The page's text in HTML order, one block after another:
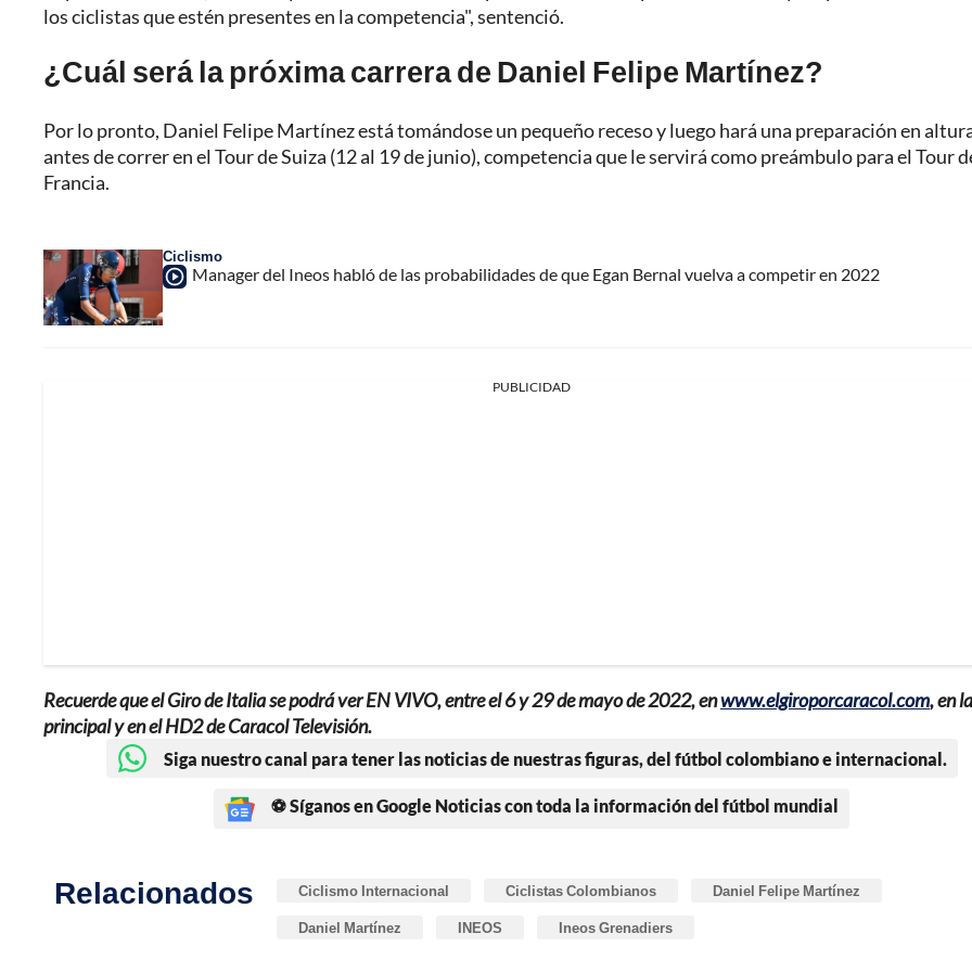
los ciclistas que estén presentes en la competencia", sentenció.
¿Cuál será la próxima carrera de Daniel Felipe Martínez?
Por lo pronto, Daniel Felipe Martínez está tomándose un pequeño receso y luego hará una preparación en
antes de correr en el Tour de Suiza (12 al 19 de junio), competencia que le servirá como preámbulo para el Tour
Francia.
Ciclismo
Manager del Ineos habló de las probabilidades de que Egan Bernal vuelva a competir en 2022
PUBLICIDAD
Recuerde que el Giro de Italia se podrá ver EN VIVO, entre el 6 y 29 de mayo de 2022, enwww.elgiroporcaracol.com, en
principal y en el HD2 de Caracol Televisión.
Siga nuestro canal para tener las noticias de nuestras figuras, del fútbol colombiano e internacional.
⚽ Síganos en Google Noticias con toda la información del fútbol mundial
Relacionados Ciclismo Internacional Ciclistas Colombianos Daniel Felipe Martínez
Daniel Martínez INEOS Ineos Grenadiers